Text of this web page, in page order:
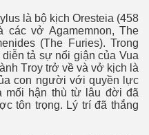
là bộ kịch Oresteia (458
vở Agamemnon, The
(The Furies). Trong
tả sự nổi giận của Vua
Troy trở về và vở kịch là
con người với quyền lực
mối hận thù từ lâu đời đã
tôn trọng. Lý trí đã thắng